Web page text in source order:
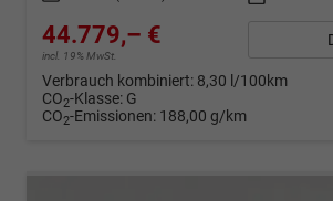
44.779,– €
incl. 19% MwSt.
Verbrauch kombiniert: 8,30 l/100km
CO2-Klasse: G
CO2-Emissionen: 188,00 g/km